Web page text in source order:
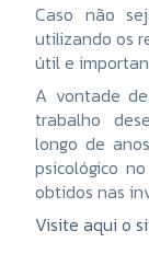
Caso não
utilizando os
útil e
A vontade
trabalho
longo de
psicológico
obtidos nas
Visite aqui o